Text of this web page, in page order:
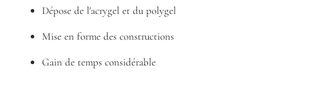
Dépose de l'acrygel et du polygel
Mise en forme des constructions
Gain de temps considérable